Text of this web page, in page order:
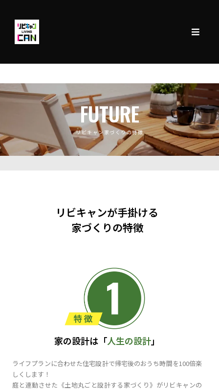
FUTURE
リビキャン家づくりの特徴
リビキャンが手掛ける
家づくりの特徴
家の設計は「人生の設計」
ライフプランに合わせた住宅設計で帰宅後のおうち時間を100倍楽
しくします！
庭と連動させた《土地丸ごと設計する家づくり》がリビキャンの